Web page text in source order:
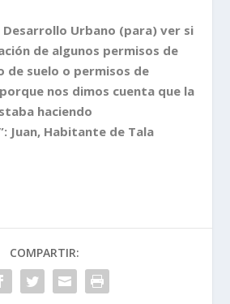
Desarrollo Urbano (para) ver si
de algunos permisos de
de suelo o permisos de
nos dimos cuenta que la
haciendo
Juan, Habitante de Tala
COMPARTIR: